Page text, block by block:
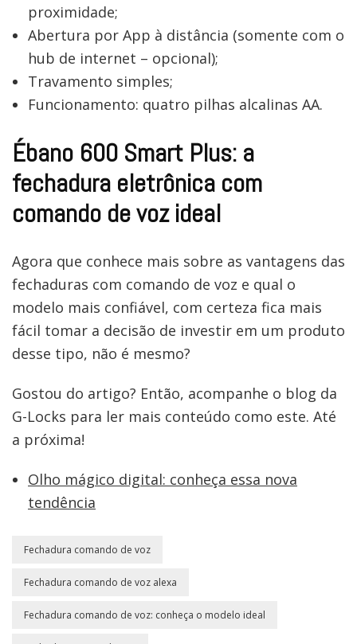
proximidade;
Abertura por App à distância (somente com o
hub de internet – opcional);
Travamento simples;
Funcionamento: quatro pilhas alcalinas AA.
Ébano 600 Smart Plus: a
fechadura eletrônica com
comando de voz ideal
Agora que conhece mais sobre as vantagens das
fechaduras com comando de voz e qual o
modelo mais confiável, com certeza fica mais
fácil tomar a decisão de investir em um produto
desse tipo, não é mesmo?
Gostou do artigo? Então, acompanhe o blog da
G-Locks para ler mais conteúdo como este. Até
a próxima!
Olho mágico digital: conheça essa nova
tendência
Fechadura comando de voz
Fechadura comando de voz alexa
Fechadura comando de voz: conheça o modelo ideal